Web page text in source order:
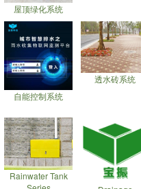
屋顶绿化系统
自能控制系统
透水砖系统
Rainwater Tank